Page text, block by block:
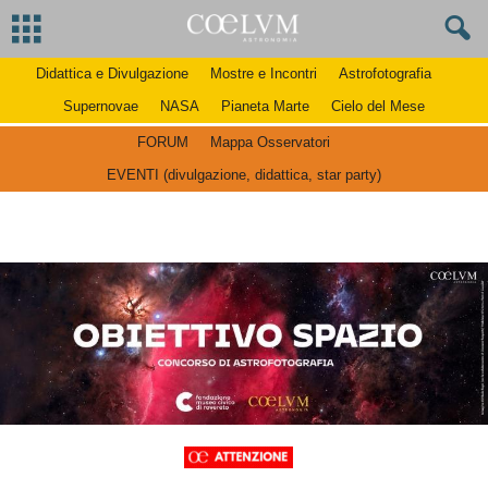
Didattica e Divulgazione Mostre e Incontri
Astrofotografia
Supernovae
NASA Pianeta Marte Cielo del Mese
FORUM
Mappa Osservatori
EVENTI (divulgazione, didattica, star party)